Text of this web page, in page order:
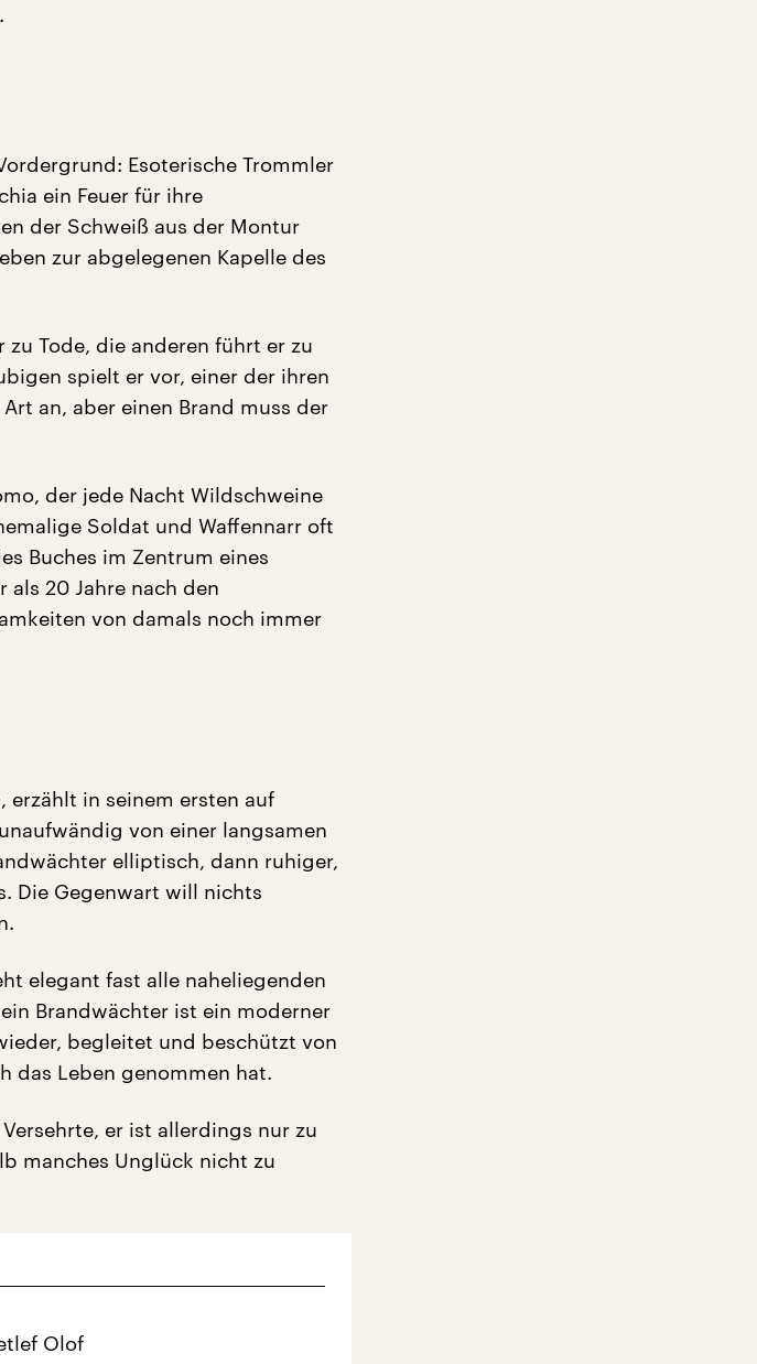
Esoterische Trommler
ein Feuer für ihre
der Schweiß aus der Montur
zur abgelegenen Kapelle des
Tode, die anderen führt er zu
spielt er vor, einer der ihren
an, aber einen Brand muss der
der jede Nacht Wildschweine
Soldat und Waffennarr oft
Buches im Zentrum eines
20 Jahre nach den
von damals noch immer
erzählt in seinem ersten auf
von einer langsamen
elliptisch, dann ruhiger,
Die Gegenwart will nichts
elegant fast alle naheliegenden
Brandwächter ist ein moderner
begleitet und beschützt von
das Leben genommen hat.
er ist allerdings nur zu
manches Unglück nicht zu
Olof